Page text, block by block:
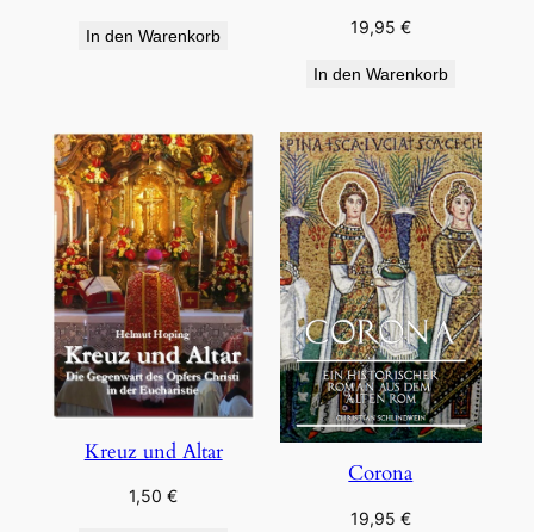
In den Warenkorb 19,95 €
In den Warenkorb
Kreuz und Altar
1,50€
Corona
19,95 €